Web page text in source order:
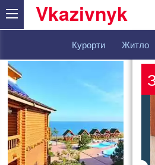
Vkazivnyk
Курорти Житло